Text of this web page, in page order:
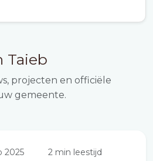
Taieb
projecten en officiële
gemeente.
2025 2 min leestijd